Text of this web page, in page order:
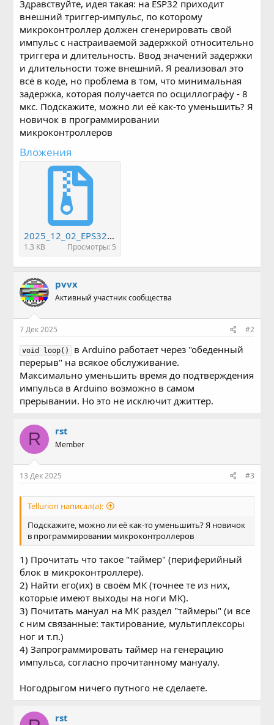
Здравствуйте, идея такая: на ESP32 приходит
внешний триггер-импульс, по которому
микроконтроллер должен сгенерировать свой
импульс с настраиваемой задержкой относительно
триггера и длительность. Ввод значений задержки
и длительности тоже внешний. Я реализовал это
всё в коде, но проблема в том, что минимальная
задержка, которая получается по осциллографу - 8
мкс. Подскажите, можно ли её как-то уменьшить? Я
новичок в программировании
микроконтроллеров
Вложения
2025_12_02_EPS32_RMT_delay_from_input_pulse_with_interruption.zip
1.3 KB Просмотры: 5
pvvx
Активный участник сообщества
7 Дек 2025 #2
void loop()
в Arduino работает через "обеденный
перерыв" на всякое обслуживание.
Максимально уменьшить время до подтверждения
импульса в Arduino возможно в самом
прерывании. Но это не исключит джиттер.
R rst
Member
13 Дек 2025 #3
Tellurion написал(а):
Подскажите, можно ли её как-то уменьшить? Я новичок
в программировании микроконтроллеров
1) Прочитать что такое "таймер" (периферийный
блок в микроконтроллере).
2) Найти его(их) в своём МК (точнее те из них,
которые имеют выходы на ноги МК).
3) Почитать мануал на МК раздел "таймеры" (и все
с ним связанные: тактирование, мультиплексоры
ног и т.п.)
4) Запрограммировать таймер на генерацию
импульса, согласно прочитанному мануалу.
Ногодрыгом ничего путного не сделаете.
rst